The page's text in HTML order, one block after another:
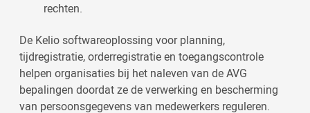
rechten.
De Kelio softwareoplossing voor planning,
tijdregistratie, orderregistratie en toegangscontrole
helpen organisaties bij het naleven van de AVG
bepalingen doordat ze de verwerking en bescherming
van persoonsgegevens van medewerkers reguleren.